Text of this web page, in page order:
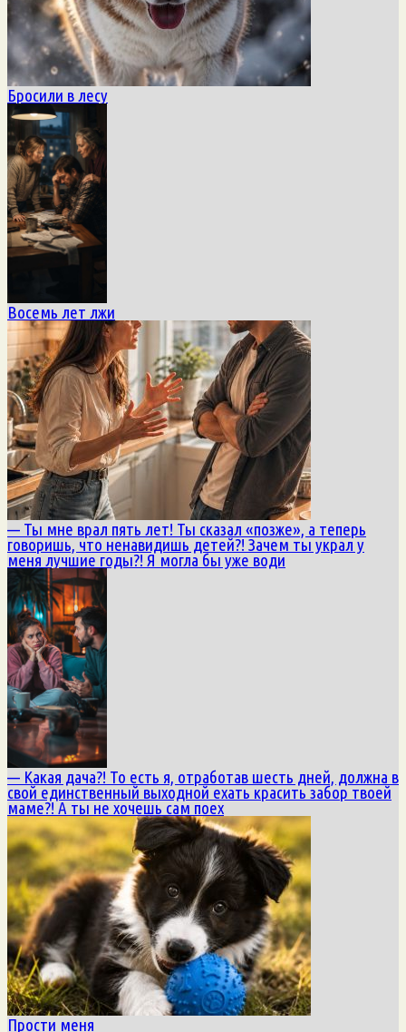
Бросили в лесу
Восемь лет лжи
— Ты мне врал пять лет! Ты сказал «позже», а теперь
говоришь, что ненавидишь детей?! Зачем ты украл у
меня лучшие годы?! Я могла бы уже води
— Какая дача?! То есть я, отработав шесть дней, должна в
свой единственный выходной ехать красить забор твоей
маме?! А ты не хочешь сам поех
Прости меня